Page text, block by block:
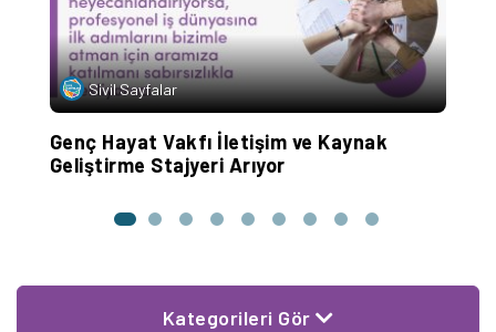
Sivil Sayfalar
Genç Hayat Vakfı İletişim ve Kaynak
Geliştirme Stajyeri Arıyor
Kategorileri Gör